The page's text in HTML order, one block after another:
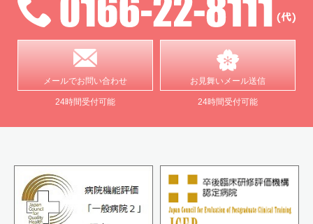
メールでお問い合わせ
24時間受付可能
お見舞い メール送信
24時間受付可能